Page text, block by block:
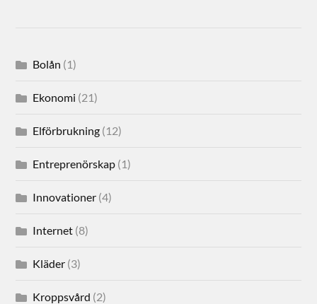
Bolån (1)
Ekonomi (21)
Elförbrukning (12)
Entreprenörskap (1)
Innovationer (4)
Internet (8)
Kläder (3)
Kroppsvård (2)